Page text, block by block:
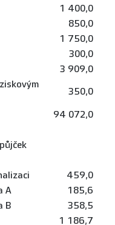
1 400,0
850,0
1 750,0
300,0
3 909,0
350,0
94 072,0
459,0
A
185,6
B
358,5
1 186,7